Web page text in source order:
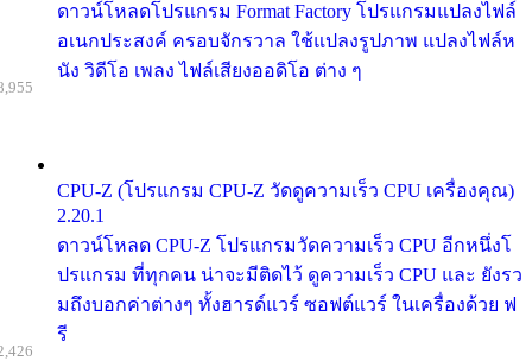
ดาวน์โหลดโปรแกรม Format Factory โปรแกรมแปลงไฟล์
อเนกประสงค์ ครอบจักรวาล ใช้แปลงรูปภาพ แปลงไฟล์ห
นัง วิดีโอ เพลง ไฟล์เสียงออดิโอ ต่าง ๆ
CPU-Z (โปรแกรม CPU-Z วัดดูความเร็ว CPU เครื่องคุณ)
2.20.1
ดาวน์โหลด CPU-Z โปรแกรมวัดความเร็ว CPU อีกหนึ่งโ
ปรแกรม ที่ทุกคน น่าจะมีติดไว้ ดูความเร็ว CPU และ ยังรว
มถึงบอกค่าต่างๆ ทั้งฮารด์แวร์ ซอฟต์แวร์ ในเครื่องด้วย ฟ
รี